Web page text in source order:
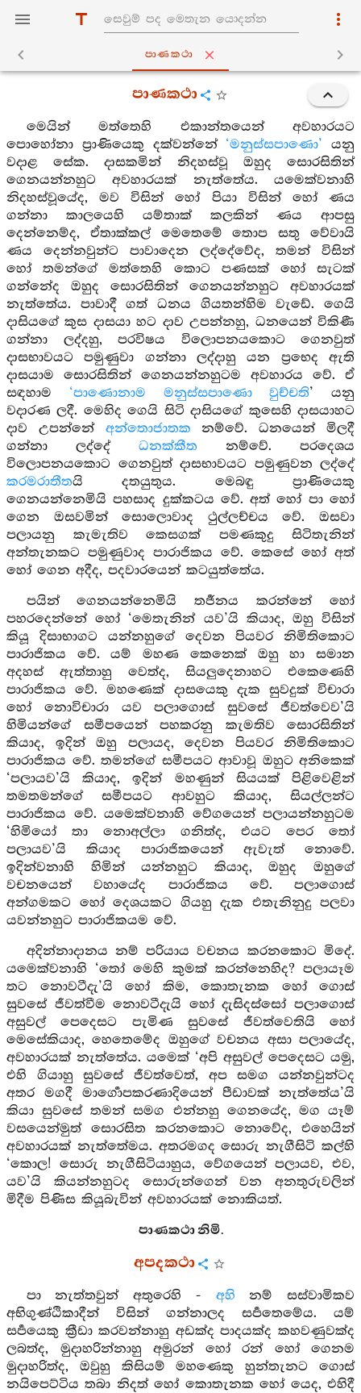
පාණකථා
පාණකථා
මෙයින් මත්තෙහි එකාන්තයෙන් අවහාරයට
පොහෝනා ප්‍රාණියෙකු දක්වන්නේ ‘මනුස්සපාණො’ යනු
වදාළ සේක. දාසකමින් නිදහස්වූ ඔහුද සොරසිතින්
ගෙනයන්නහුට අවහාරයක් නැත්තේය. යමෙක්වනාහි
නිදහස්වූයේද, මව විසින් හෝ පියා විසින් හෝ ණය
ගන්නා කාලයෙහි යම්තාක් කලකින් ණය ආපසු
දෙන්නෙම්ද, ඒතාක්කල් මෙතෙමේ තොප සතු වේවායි
ණය දෙන්නවුන්ට පාවාදෙන ලද්දේවේද, තමන් විසින්
හෝ තමන්ගේ මත්තෙහි කොට පණසක් හෝ සැටක්
ගන්නේද ඔහුද සොරසිතින් ගෙනයන්නහුට අවහාරයක්
නැත්තේය. පාවාදී ගත් ධනය ගියතන්හිම වැඩේ. ගෙයි
දාසියගේ කුස දාසයා හට දාව උපන්නහු, ධනයෙන් විකිණී
ගන්නා ලද්දහු, පරවිෂය විලොපනයකොට ගෙනවුත්
දාසභාවයට පමුණුවා ගන්නා ලද්දාහු යන ප්‍රභෙද ඇති
දාසයාම සොරසිතින් ගෙනයන්නහුටම අවහාරය වේ. ඒ
සඳහාම ‘පාණොනාම මනුස්සපාණො වුච්චති’ යනු
වදාරණ ලදී. මෙහිද ගෙයි සිටි දාසියගේ කුසෙහි දාසයාහට
දාව උපන්නේ අන්තොජාතක නම්වේ. ධනයෙන් මිලදී
ගන්නා ලද්දේ ධනක්කීත නම්වේ. පරදෙශය
විලොපනයකොට ගෙනවුත් දාසභාවයට පමුණුවන ලද්දේ
කරමරාතීතයි දතයුතුය. මෙබඳු ප්‍රාණියෙකු
ගෙනයන්නෙමියි පහසාද දුක්කටය වේ. අත් හෝ පා හෝ
ගෙන ඔසවමින් සොලොවාද ථුල්ලච්චය වේ. ඔසවා
පලායනු කැමැතිව කෙසගක් පමණකුදු සිටිතැනින්
අන්තැනකට පමුණුවාද පාරාජිකය වේ. කෙසේ හෝ අත්
හෝ ගෙන අදීද, පදවාරයෙන් කටයුත්තේය.
පයින් ගෙනයන්නෙමියි තර්‍ජනය කරන්නේ හෝ
පහරදෙන්නේ හෝ ‘මෙතැනින් යව’යි කියාද, ඔහු විසින්
කියූ දිසාභාගට යන්නහුගේ දෙවන පියවර නිමිතිකොට
පාරාජිකය වේ. යම් මහණ කෙනෙක් ඔහු හා සමාන
අදහස් ඇත්තාහු වෙත්ද, සියලුදෙනාහට එකෙණෙහි
පාරාජිකය වේ. මහණෙක් දාසයෙකු දැක සුවදුක් විචාරා
හෝ නොවිචාරා යව පලාගොස් සුවසේ ජීවත්වෙව’යි
හිමියන්ගේ සමීපයෙන් පහකරනු කැමතිව සොරසිතින්
කියාද, ඉදින් ඔහු පලායද, දෙවන පියවර නිමිතිකොට
පාරාජිකය වේ. තමන්ගේ සමීපයට ආවාවූ ඔහුට අනිකෙක්
‘පලායව’යි කියාද, ඉදින් මහණුන් සියයක් පිළිවෙළින්
තමතමන්ගේ සමීපයට ආවහුට කියාද, සියල්ලන්ට
පාරාජිකය වේ. යමෙක්වනාහි වේගයෙන් පලායන්නහුටම
‘හිමියෝ තා නොඅල්ලා ගනිත්ද, එයට පෙර තෝ
පලායව’යි කියාද පාරාජිකයෙන් ඇවැත් නොවේ.
ඉදින්වනාහි හිමින් යන්නහුට කියාද, ඔහුද ඔහුගේ
වචනයෙන් වහායේද පාරාජිකය වේ. පලාගොස්
අන්ගමකට හෝ දෙශයකට ගියහු දැක එතැනිනුදු පලවා
යවන්නහුට පාරාජිකයම වේ.
අදින්නාදානය නම් පරියාය වචනය කරනකොට මිදේ.
යමෙක්වනාහි ‘තෝ මෙහි කුමක් කරන්නෙහිද? පලායෑම
තට නොවටීදැ’යි හෝ කිම, කොතැනක හෝ ගොස්
සුවසේ ජීවත්වීම නොවටීදැයි හෝ දැසිදස්සෝ පලාගොස්
අසුවල් පෙදෙසට පැමිණ සුවසේ ජීවත්වෙතියි හෝ
මෙසේකියාද, හෙතෙමේද ඔහුගේ වචනය අසා පලායේද,
අවහාරයක් නැත්තේය. යමෙක් ‘අපි අසුවල් පෙදෙසට යමු,
එහි ගියාහු සුවසේ ජීවත්වෙත්, අප සමග යන්නවුන්ටද
අතර මගදී මාර්‍ගොපකරණාදියෙන් පීඩාවක් නැත්තේය’යි
කියා සුවසේ තමන් සමග එන්නහු ගෙනයේද, මග යෑම්
වසයෙන්මුත් සොරසිත කරනකොට නොවේද, එහෙයින්
අවහාරයක් නැත්තේමය. අතරමගද සොරු නැගීසිටි කල්හි
‘කොල! සොරු නැගීසිටියාහුය, වේගයෙන් පලායව, එව,
යව’යි කියන්නහුටද සොරුන්ගෙන් වන අනතුරුවලින්
මිදීම පිණිස කියූබැවින් අවහාරයක් නොකියත්.
පාණකථා නිමි.
අපදකථා
පා නැත්තවුන් අතුරෙහි - අහි නම් සස්වාමිකව
අභිගුණ්ඨිකාදීන් විසින් ගන්නාලද සර්‍පතෙමේය. යම්
සර්‍පයෙකු ක්‍රීඩා කරවන්නාහු අඩක්ද පාදයක්ද කහවණුවක්ද
ලබත්ද, මුදාහරින්නාහු අමුරන් හෝ රන් හෝ ගෙනම
මුදාහරිත්ද, ඔවුහු කිසියම් මහණෙකු හුන්තැනට ගොස්
නයිපෙට්ටිය තබා නිදත් හෝ කොතැනක හෝ යෙද, එහිදී